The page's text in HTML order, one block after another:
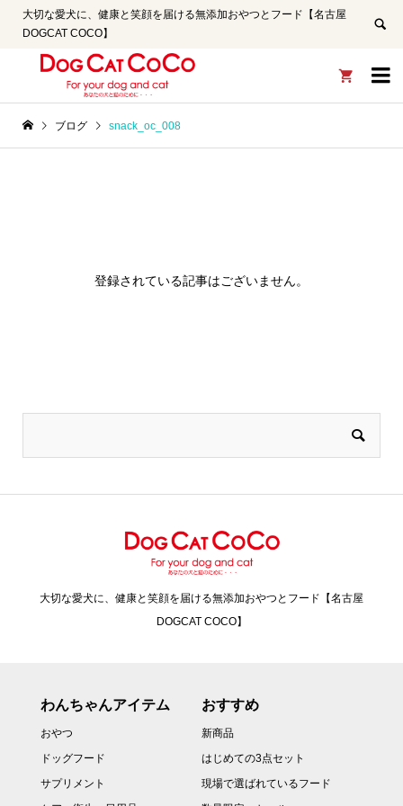
大切な愛犬に、健康と笑顔を届ける無添加おやつとフード【名古屋
DOGCAT COCO】


ブログ snack_oc_008
登録されている記事はございません。
大切な愛犬に、健康と笑顔を届ける無添加おやつとフード【名古屋
DOGCAT COCO】
わんちゃんアイテム
おやつ
ドッグフード
サプリメント
おすすめ
新商品
はじめての3点セット
現場で選ばれているフード